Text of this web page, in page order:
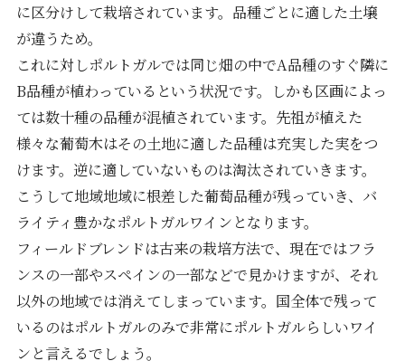
に区分けして栽培されています。品種ごとに適した土壌
が違うため。
これに対しポルトガルでは同じ畑の中でA品種のすぐ隣に
B品種が植わっているという状況です。しかも区画によっ
ては数十種の品種が混植されています。先祖が植えた
様々な葡萄木はその土地に適した品種は充実した実をつ
けます。逆に適していないものは淘汰されていきます。
こうして地域地域に根差した葡萄品種が残っていき、バ
ライティ豊かなポルトガルワインとなります。
フィールドブレンドは古来の栽培方法で、現在ではフラ
ンスの一部やスペインの一部などで見かけますが、それ
以外の地域では消えてしまっています。国全体で残って
いるのはポルトガルのみで非常にポルトガルらしいワイ
ンと言えるでしょう。